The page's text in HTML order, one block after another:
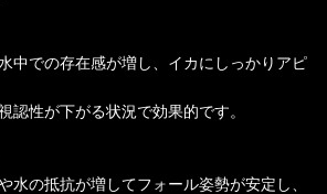
中での存在感が増し、イカにしっかりアピ
認性が下がる状況で効果的です。
水の抵抗が増してフォール姿勢が安定し、